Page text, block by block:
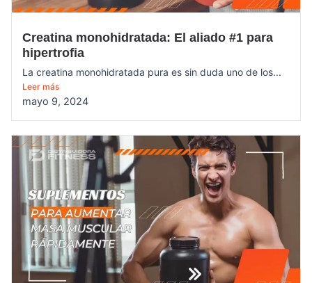
Creatina monohidratada: El aliado #1 para
hipertrofia
La creatina monohidratada pura es sin duda uno de los...
Leer más
mayo 9, 2024